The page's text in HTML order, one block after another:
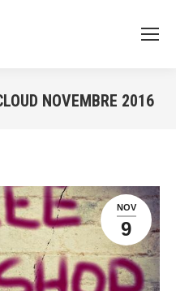
NOVEMBRE 2016
NOV
9